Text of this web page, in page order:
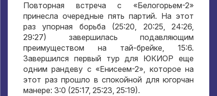
Повторная встреча с «Белогорьем-2»
принесла очередные пять партий. На этот
раз упорная борьба (25:20, 20:25, 24:26,
29:27) завершилась подавляющим
преимуществом на тай-брейке, 15:6.
Завершился первый тур для ЮКИОР еще
одним рандеву с «Енисеем-2», которое на
этот раз прошло в спокойной для югорчан
манере: 3:0 (25:17, 25:23, 25:19).